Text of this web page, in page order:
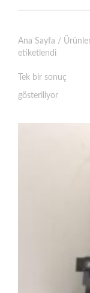
Ana Sayfa /
etiketlendi
Tek bir sonuç
gösteriliyor